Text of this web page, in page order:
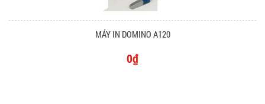
MÁY IN DOMINO A120
0₫